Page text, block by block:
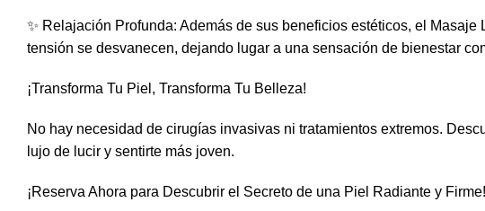
✨ Relajación Profunda: Además de sus beneficios estéticos, el
tensión se desvanecen, dejando lugar a una sensación de bienestar
¡Transforma Tu Piel, Transforma Tu Belleza!
No hay necesidad de cirugías invasivas ni tratamientos extremos.
lujo de lucir y sentirte más joven.
¡Reserva Ahora para Descubrir el Secreto de una Piel Radiante y Firme!